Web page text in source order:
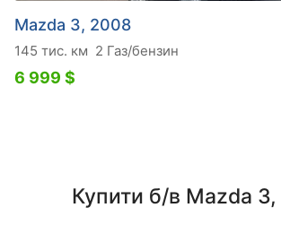
Mazda 3, 2008
145 тис. км 2 Газ/бензин
6 999 $
Купити б/в Mazda